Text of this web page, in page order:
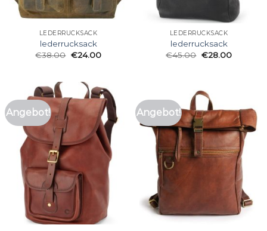
LEDERRUCKSACK
lederrucksack
€38.00 €24.00
LEDERRUCKSACK
lederrucksack
€45.00 €28.00
Angebot! Angebot!